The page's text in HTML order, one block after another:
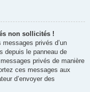
non sollicités !
privés d’un
depuis le panneau de
privés de manière
ces messages aux
d’envoyer des